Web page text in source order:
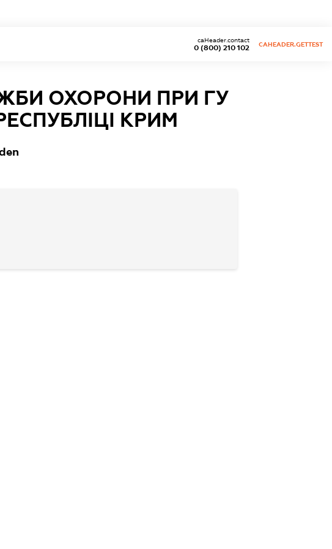
0 (800) 210 102
caHeader.contact
CAHEADER.GETTEST
ОХОРОНИ ПРИ ГУ
КРИМ